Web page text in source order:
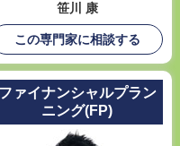
笹川 康
この専門家に相談する
ファイナンシャルプラン
ニング(FP)